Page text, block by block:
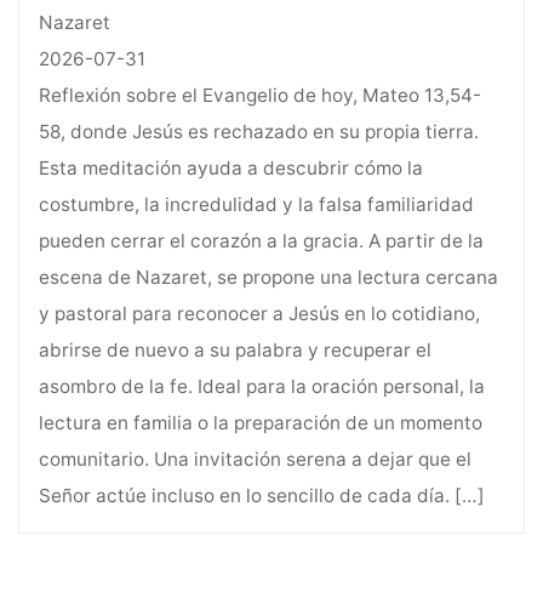
Nazaret
2026-07-31
Reflexión sobre el Evangelio de hoy, Mateo 13,54-
58, donde Jesús es rechazado en su propia tierra.
Esta meditación ayuda a descubrir cómo la
costumbre, la incredulidad y la falsa familiaridad
pueden cerrar el corazón a la gracia. A partir de la
escena de Nazaret, se propone una lectura cercana
y pastoral para reconocer a Jesús en lo cotidiano,
abrirse de nuevo a su palabra y recuperar el
asombro de la fe. Ideal para la oración personal, la
lectura en familia o la preparación de un momento
comunitario. Una invitación serena a dejar que el
Señor actúe incluso en lo sencillo de cada día. […]